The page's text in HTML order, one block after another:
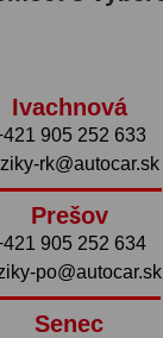
Ivachnová
905 252 633
rk@autocar.sk
Prešov
905 252 634
po@autocar.sk
Senec